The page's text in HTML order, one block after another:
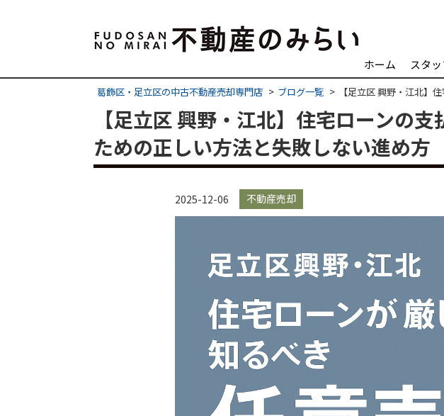
ホーム スタ
葛飾区・足立区の中古不動産売却専門店 ブログ一覧 【足立区 興野・江北】
【足立区 興野・江北】住宅ローンの
ための正しい方法と失敗しない進め方
2025-12-06 不動産売却